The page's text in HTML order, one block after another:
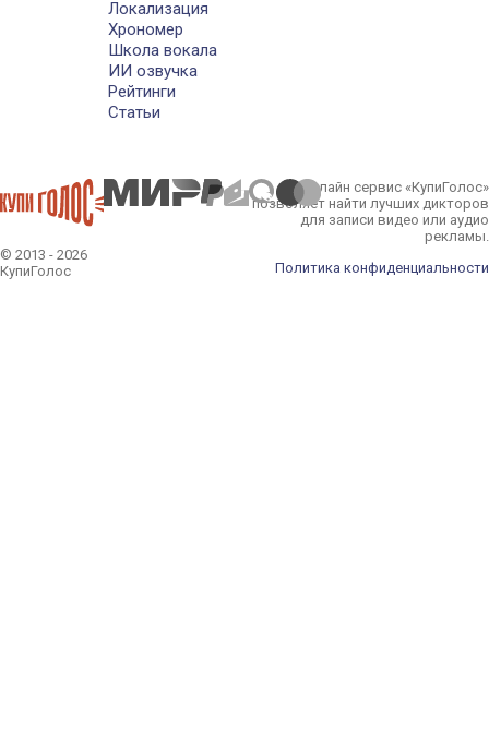
Локализация
Хрономер
Школа вокала
ИИ озвучка
Рейтинги
Статьи
© 2013 - 2026
КупиГолос
Онлайн сервис «КупиГолос»
позволяет найти лучших дикторов
для записи видео или аудио
рекламы.
Политика конфиденциальности